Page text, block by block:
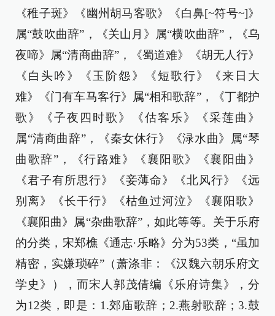
《稚子斑》《幽州胡马客歌》《白鼻[~符号~]》
属“鼓吹曲辞”，《关山月》属“横吹曲辞”，《乌
夜啼》属“清商曲辞”，《蜀道难》《胡无人行》
《白头吟》《玉阶怨》《短歌行》《来日大
难》《门有车马客行》属“相和歌辞”，《丁都护
歌》《子夜四时歌》《估客乐》《采莲曲》
属“清商曲辞”，《秦女休行》《渌水曲》属“琴
曲歌辞”，《行路难》《襄阳歌》《襄阳曲》
《君子有所思行》《妾薄命》《北风行》《远
别离》《长干行》《枯鱼过河泣》《襄阳歌》
《襄阳曲》属“杂曲歌辞”，如此等等。关于乐府
的分类，宋郑樵《通志·乐略》分为53类，“虽加
精密，实嫌琐碎”（萧涤非：《汉魏六朝乐府文
学史》），而宋人郭茂倩编《乐府诗集》，分
为12类，即是：1.郊庙歌辞；2.燕射歌辞；3.鼓